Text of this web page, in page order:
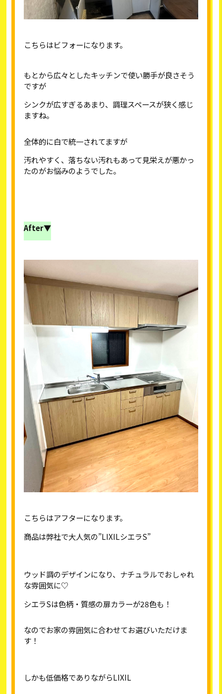
こちらはビフォーになります。
もとから広々としたキッチンで使い勝手が良さそう
ですが
シンクが広すぎるあまり、調理スペースが狭く感じ
ますね。
全体的に白で統一されてますが
汚れやすく、落ちない汚れもあって見栄えが悪かっ
たのがお悩みのようでした。
After▼
こちらはアフターになります。
商品は弊社で大人気の”LIXILシエラS”
ウッド調のデザインになり、ナチュラルでおしゃれ
な雰囲気に♡
シエラSは色柄・質感の扉カラーが28色も！
なのでお家の雰囲気に合わせてお選びいただけま
す！
しかも低価格でありながらLIXIL